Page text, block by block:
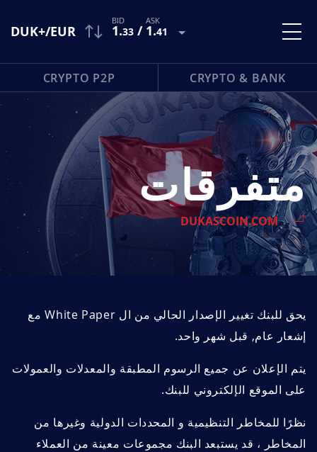
DUK+/EUR 1.33 / 1.41
CRYPTO P2P CRYPTO & BANK
DUKASCOIN.COM
متفرقات
يحق للبنك تغيير الإصدار الحالي من ال White Paper مع
إشعار عام, قبل شهر واحد.
يتم الإعلان عن جميع الرسوم المطبقة والمعدلات والعمولات
على الموقع الإلكتروني للبنك.
نظرًا للمخاطر التنظيمية و المحددات الدولية وغيرها من
المخاطر ، قد يستبعد البنك مجموعات معينة من العملاء